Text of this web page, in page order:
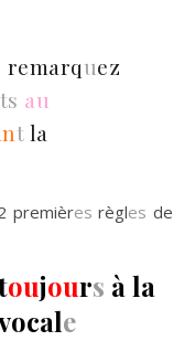
remarquez
ts au
tla
premières règles de
oujours à la
e